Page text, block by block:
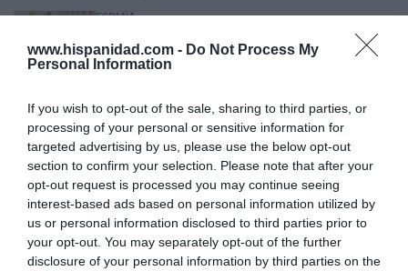
www.hispanidad.com - Do Not Process My
Personal Information
If you wish to opt-out of the sale, sharing to third parties, or
processing of your personal or sensitive information for
targeted advertising by us, please use the below opt-out
section to confirm your selection. Please note that after your
opt-out request is processed you may continue seeing
interest-based ads based on personal information utilized by
us or personal information disclosed to third parties prior to
your opt-out. You may separately opt-out of the further
disclosure of your personal information by third parties on the
ESPAÑA
Los ceutíes piden a los españoles que les
ayudemos, mientras el presidente del
Gobierno tuitea desde La Mareta
Marcelo Gullo: “El trabajo de desmitificar la
historia, de poner la verdadera, de
desmontar la falsificación, es un trabajo
cristiano"
por Hispanidad